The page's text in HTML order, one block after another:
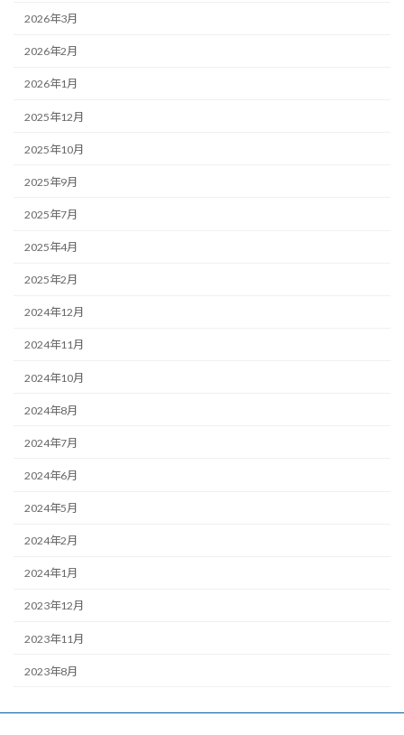
2026年3月
2026年2月
2026年1月
2025年12月
2025年10月
2025年9月
2025年7月
2025年4月
2025年2月
2024年12月
2024年11月
2024年10月
2024年8月
2024年7月
2024年6月
2024年5月
2024年2月
2024年1月
2023年12月
2023年11月
2023年8月